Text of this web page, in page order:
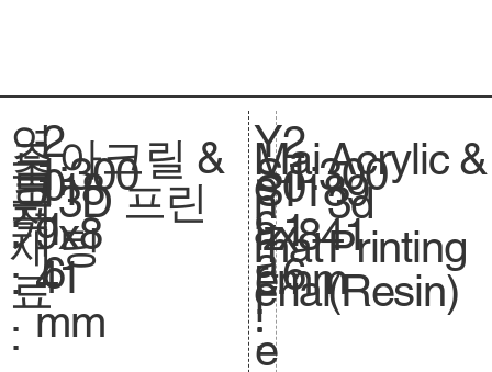
연
도
:
2
0
1
6
주
요
재
료
:
축
척
.
아크릴 &
3D 프린
팅
1:300
크
기
.
118
9x8
41
mm
Y
e
a
r
:
Mai
n
mat
erial
:
S
c
a
l
e
S
iz
e.
2
0
1
6
1:300
1189
x841
mm
Acrylic &
3d
Printing
(Resin)